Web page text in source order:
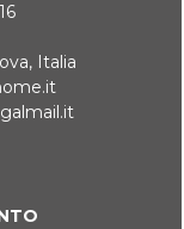
Italia